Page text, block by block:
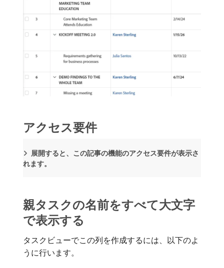
アクセス要件
展開すると、この記事の機能のアクセス要件が表示さ
れます。
親タスクの名前をすべて大文字
で表示する
タスクビューでこの列を作成するには、以下のよ
うに行います。